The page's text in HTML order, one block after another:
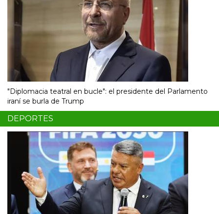
"Diplomacia teatral en bucle": el presidente del Parlamento
iraní se burla de Trump
DEPORTES